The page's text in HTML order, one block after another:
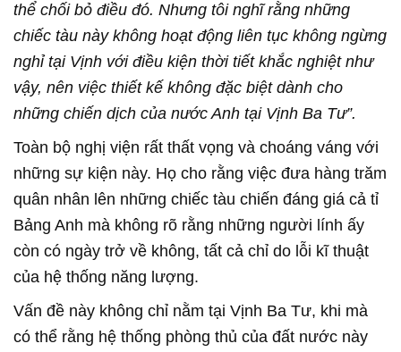
thể chối bỏ điều đó. Nhưng tôi nghĩ rằng những
chiếc tàu này không hoạt động liên tục không ngừng
nghỉ tại Vịnh với điều kiện thời tiết khắc nghiệt như
vậy, nên việc thiết kế không đặc biệt dành cho
những chiến dịch của nước Anh tại Vịnh Ba Tư”.
Toàn bộ nghị viện rất thất vọng và choáng váng với
những sự kiện này. Họ cho rằng việc đưa hàng trăm
quân nhân lên những chiếc tàu chiến đáng giá cả tỉ
Bảng Anh mà không rõ rằng những người lính ấy
còn có ngày trở về không, tất cả chỉ do lỗi kĩ thuật
của hệ thống năng lượng.
Vấn đề này không chỉ nằm tại Vịnh Ba Tư, khi mà
có thể rằng hệ thống phòng thủ của đất nước này